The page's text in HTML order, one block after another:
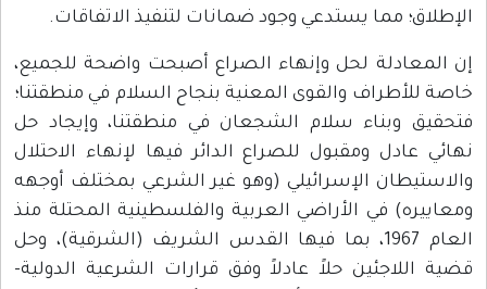
الإطلاق؛ مما يستدعي وجود ضمانات لتنفيذ الاتفاقات.
إن المعادلة لحل وإنهاء الصراع أصبحت واضحة للجميع،
خاصة للأطراف والقوى المعنية بنجاح السلام في منطقتنا؛
فتحقيق وبناء سلام الشجعان في منطقتنا، وإيجاد حل
نهائي عادل ومقبول للصراع الدائر فيها لإنهاء الاحتلال
والاستيطان الإسرائيلي (وهو غير الشرعي بمختلف أوجهه
ومعاييره) في الأراضي العربية والفلسطينية المحتلة منذ
العام 1967، بما فيها القدس الشريف (الشرقية)، وحل
قضية اللاجئين حلاً عادلاً وفق قرارات الشرعية الدولية-